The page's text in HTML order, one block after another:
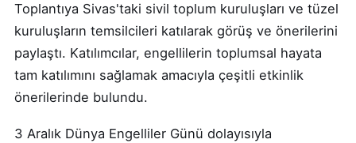
Toplantıya Sivas'taki sivil toplum kuruluşları ve tüzel
kuruluşların temsilcileri katılarak görüş ve önerilerini
paylaştı. Katılımcılar, engellilerin toplumsal hayata
tam katılımını sağlamak amacıyla çeşitli etkinlik
önerilerinde bulundu.
3 Aralık Dünya Engelliler Günü dolayısıyla